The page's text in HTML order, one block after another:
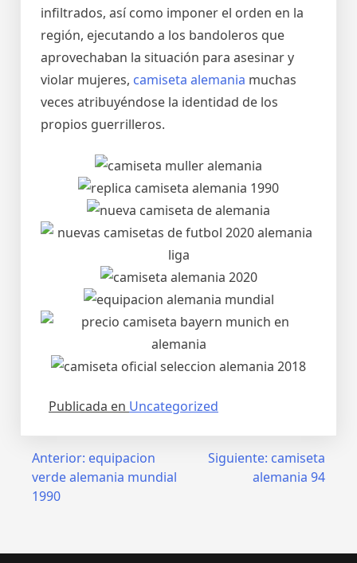
infiltrados, así como imponer el orden en la
región, ejecutando a los bandoleros que
aprovechaban la situación para asesinar y
violar mujeres, camiseta alemania muchas
veces atribuyéndose la identidad de los
propios guerrilleros.
Publicada en Uncategorized
Navegación
Anterior: equipacion
verde alemania mundial
1990
Siguiente: camiseta
alemania 94